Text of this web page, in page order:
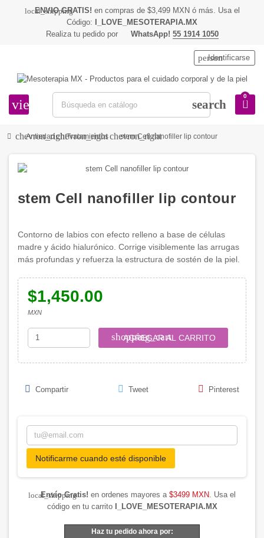
local_shipping
ENVIO GRATIS! en compras de $3,499 MXN ó más. Usa el
Código:
I_LOVE_MESOTERAPIA.MX
Realiza tu pedido por
WhatsApp! 55 1914 1050
view_headline search
person
Identificarse
0
chevron_right
Antiedadchevron_right
Tratamientoschevron_right
stem Cell nanofiller lip contour
stem Cell nanofiller lip contour
Contorno de labios con efecto relleno a base de células
madre y ácido hialurónico. Corrige visiblemente las arrugas
más profundas y refuerza la estructura de sostén de la piel.
$1,450.00
MXN
shopping_cart
AGREGAR AL CARRITO
Compartir Tweet Pinterest
Notificarme cuando esté disponible
local_shipping
Envío Gratis! en ordenes mayores a $3499 MXN . Usa el
código en tu carrito I_LOVE_MESOTERAPIA.MX
Haz tu pedido ahora por: